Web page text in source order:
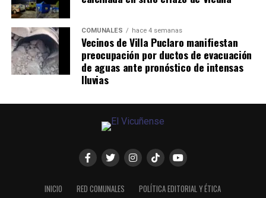
COMUNALES hace 4 semanas
Vecinos de Villa Puclaro manifiestan
preocupación por ductos de evacuación
de aguas ante pronóstico de intensas
lluvias
INICIO RED COMUNALES
POLÍTICA EDITORIAL Y ÉTICA